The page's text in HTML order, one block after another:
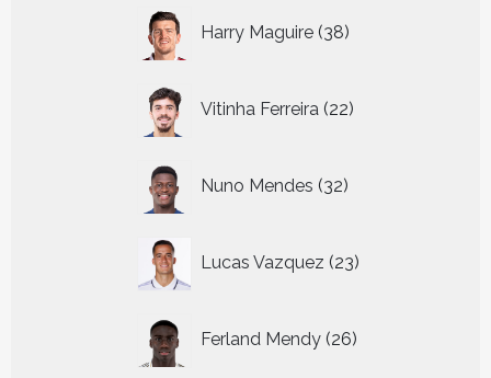
Harry Maguire 38
producten
Vitinha Ferreira 22
producten
Nuno Mendes 32
producten
Lucas Vazquez 23
producten
Ferland Mendy 26
producten